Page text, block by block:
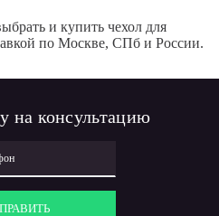
и купить чехол для
по Москве, СПб и России.
на консультацию